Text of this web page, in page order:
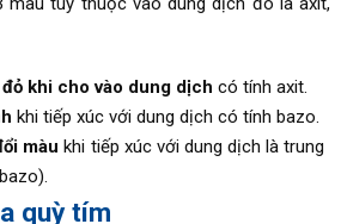
khi cho vào dung dịch có tính axit.
khi tiếp xúc với dung dịch có tính bazo.
màu khi tiếp xúc với dung dịch là trung
quỳ tím